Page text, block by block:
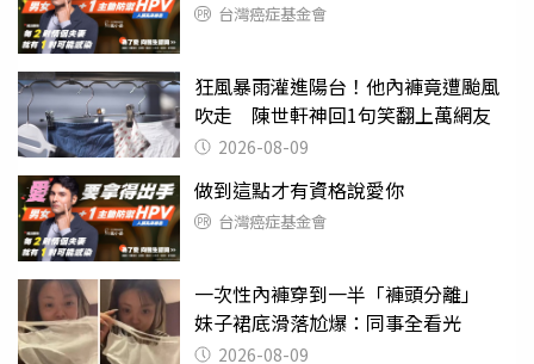
台灣癌症基金會
狂風暴雨灌進陽台！他內褲竟遭颱風
吹走 陳世軒神回1句笑翻上萬網友
2026-08-09
做到這點才有資格說愛你
台灣癌症基金會
一次性內褲穿到一半「褲頭分離」
妹子裙底滑落尬爆：同事全看光
2026-08-09